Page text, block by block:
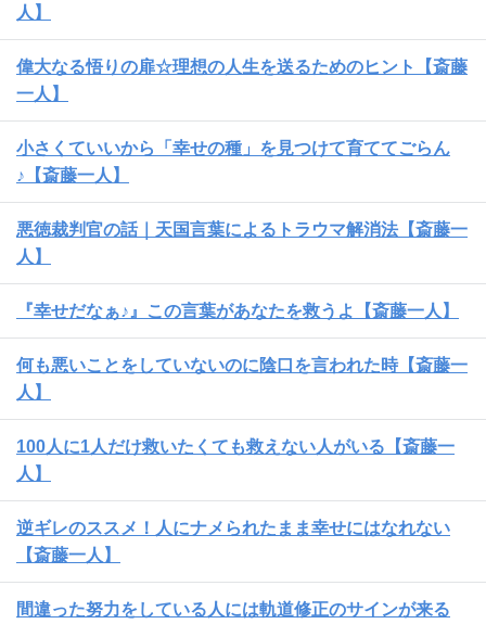
人】
偉大なる悟りの扉☆理想の人生を送るためのヒント【斎藤
一人】
小さくていいから「幸せの種」を見つけて育ててごらん
♪【斎藤一人】
悪徳裁判官の話｜天国言葉によるトラウマ解消法【斎藤一
人】
『幸せだなぁ♪』この言葉があなたを救うよ【斎藤一人】
何も悪いことをしていないのに陰口を言われた時【斎藤一
人】
100人に1人だけ救いたくても救えない人がいる【斎藤一
人】
逆ギレのススメ！人にナメられたまま幸せにはなれない
【斎藤一人】
間違った努力をしている人には軌道修正のサインが来る